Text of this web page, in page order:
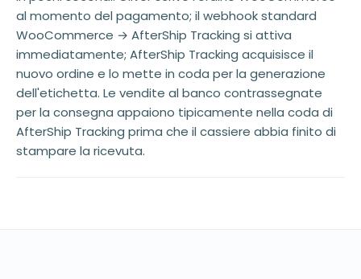
al momento del pagamento; il webhook standard
WooCommerce → AfterShip Tracking si attiva
immediatamente; AfterShip Tracking acquisisce il
nuovo ordine e lo mette in coda per la generazione
dell'etichetta. Le vendite al banco contrassegnate
per la consegna appaiono tipicamente nella coda di
AfterShip Tracking prima che il cassiere abbia finito di
stampare la ricevuta.